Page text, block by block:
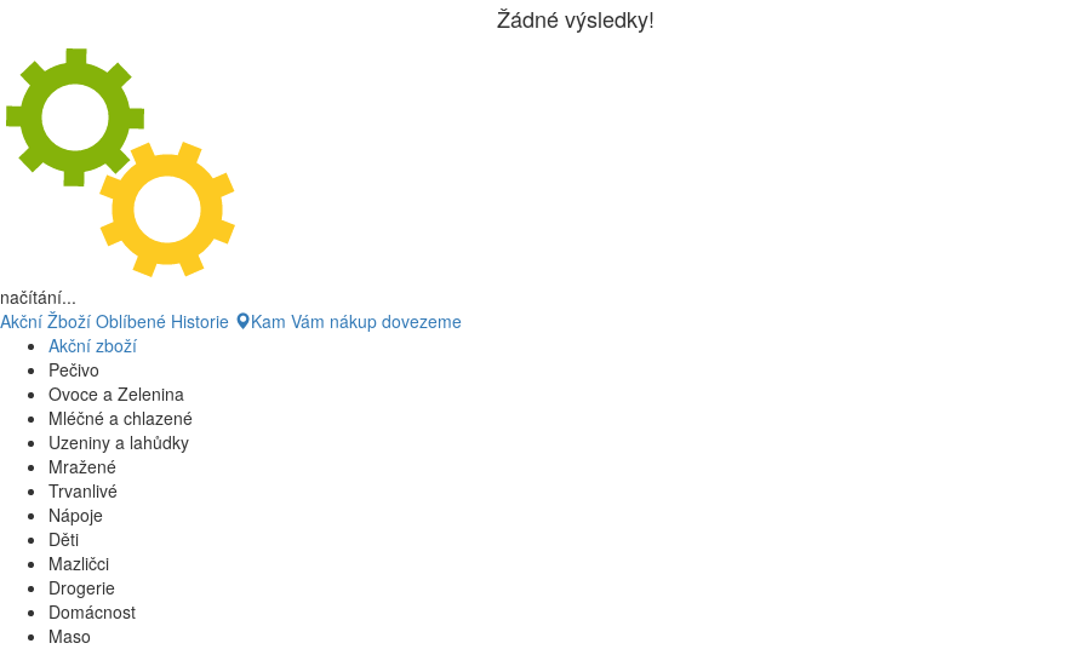
Žádné výsledky!
načítání...
Akční Žboží Oblíbené Historie
Kam Vám nákup dovezeme
Akční zboží
Pečivo
Ovoce a Zelenina
Mléčné a chlazené
Uzeniny a lahůdky
Mražené
Trvanlivé
Nápoje
Děti
Mazličci
Drogerie
Domácnost
Maso